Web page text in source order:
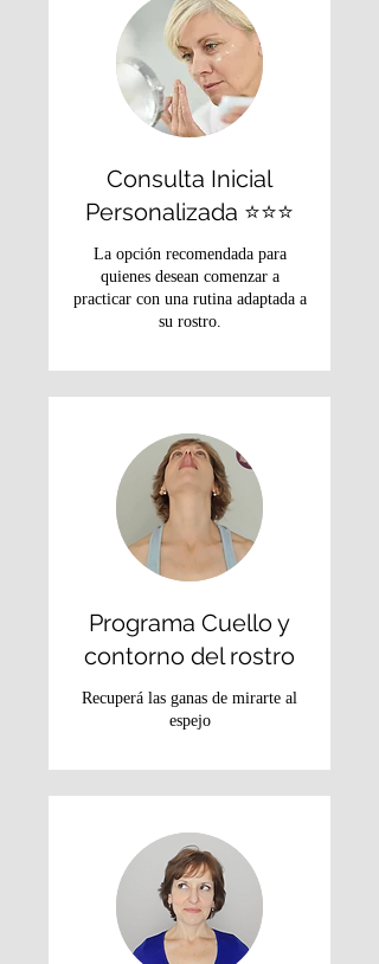
Consulta Inicial
Personalizada ⭐⭐⭐
La opción recomendada para
quienes desean comenzar a
practicar con una rutina adaptada a
su rostro.
Programa Cuello y
contorno del rostro
Recuperá las ganas de mirarte al
espejo